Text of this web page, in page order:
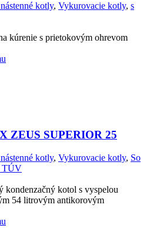
kotly, Vykurovacie kotly, s
kúrenie s prietokovým ohrevom
ZEUS SUPERIOR 25
kotly, Vykurovacie kotly, So
TÚV
kondenzačný kotol s vyspelou
54 litrovým antikorovým